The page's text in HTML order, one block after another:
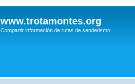
www.trotamontes.org
Compartir información de rutas de senderismo